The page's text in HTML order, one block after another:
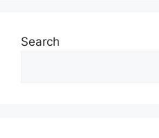
Search